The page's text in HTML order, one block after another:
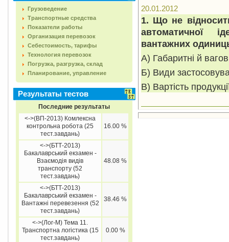
Грузоведение
Транспортные средства
Показатели работы
Организация перевозок
Себестоимость, тарифы
Технология перевозок
Погрузка, разгрузка, склад
Планирование, управление
Результаты тестов
Последние результаты
<->(ВП-2013) Комлексна
контрольна робота (25
тест.завдань)
16.00 %
<->(БТТ-2013)
Бакалаврський екзамен -
Взаємодія видів
транспорту (52
тест.завдань)
48.08 %
<->(БТТ-2013)
Бакалаврський екзамен -
Вантажні перевезення (52
тест.завдань)
38.46 %
<->(Лог-М) Тема 11.
Транспортна логістика (15
тест.завдань)
0.00 %
20.01.2012
1. Що не
автоматичної
вантажних
А) Габаритні й
Б) Види
В) Вартість